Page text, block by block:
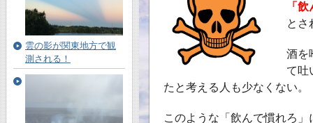
「
とさ
酒を
て吐
たと考える人も少なくない。
このような「飲んで慣れろ
雲の影が関東地方で観
測される！